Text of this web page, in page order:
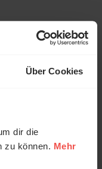
Über Cookies
dir die
zu können. Mehr